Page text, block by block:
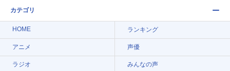
カテゴリ
HOME ランキング
アニメ 声優
ラジオ みんなの声